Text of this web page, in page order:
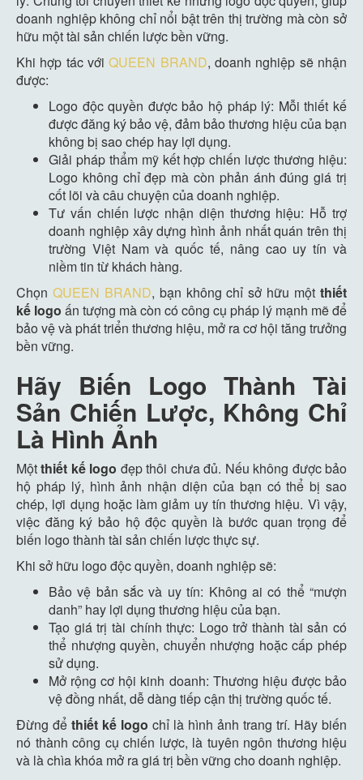
doanh nghiệp không chỉ nổi bật trên thị trường mà còn sở
hữu một tài sản chiến lược bền vững.
Khi hợp tác vớiQUEEN BRAND, doanh nghiệp sẽ nhận
được:
Logo độc quyền được bảo hộ pháp lý: Mỗi thiết kế
được đăng ký bảo vệ, đảm bảo thương hiệu của bạn
không bị sao chép hay lợi dụng.
Giải pháp thẩm mỹ kết hợp chiến lược thương hiệu:
Logo không chỉ đẹp mà còn phản ánh đúng giá trị
cốt lõi và câu chuyện của doanh nghiệp.
Tư vấn chiến lược nhận diện thương hiệu: Hỗ trợ
doanh nghiệp xây dựng hình ảnh nhất quán trên thị
trường Việt Nam và quốc tế, nâng cao uy tín và
niềm tin từ khách hàng.
Chọn QUEEN BRAND, bạn không chỉ sở hữu mộtthiết
kế logo ấn tượng mà còn có công cụ pháp lý mạnh mẽ để
bảo vệ và phát triển thương hiệu, mở ra cơ hội tăng trưởng
bền vững.
Hãy Biến Logo Thành Tài
Sản Chiến Lược, Không Chỉ
Là Hình Ảnh
Mộtthiết kế logo đẹp thôi chưa đủ. Nếu không được bảo
hộ pháp lý, hình ảnh nhận diện của bạn có thể bị sao
chép, lợi dụng hoặc làm giảm uy tín thương hiệu. Vì vậy,
việc đăng ký bảo hộ độc quyền là bước quan trọng để
biến logo thành tài sản chiến lược thực sự.
Khi sở hữu logo độc quyền, doanh nghiệp sẽ:
Bảo vệ bản sắc và uy tín: Không ai có thể “mượn
danh” hay lợi dụng thương hiệu của bạn.
Tạo giá trị tài chính thực: Logo trở thành tài sản có
thể nhượng quyền, chuyển nhượng hoặc cấp phép
sử dụng.
Mở rộng cơ hội kinh doanh: Thương hiệu được bảo
vệ đồng nhất, dễ dàng tiếp cận thị trường quốc tế.
Đừng để thiết kế logo chỉ là hình ảnh trang trí. Hãy biến
nó thành công cụ chiến lược, là tuyên ngôn thương hiệu
và là chìa khóa mở ra giá trị bền vững cho doanh nghiệp.